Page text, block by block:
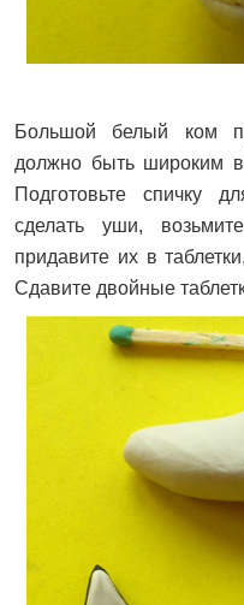
Большой белый ком
должно быть широким в
Подготовьте спичку
сделать уши,
придавите их в
Сдавите двойные